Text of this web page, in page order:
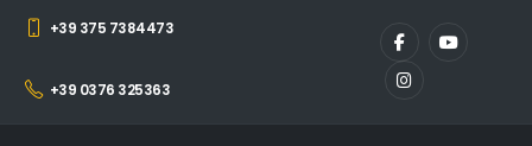
+39 375 7384473
+39 0376 325363